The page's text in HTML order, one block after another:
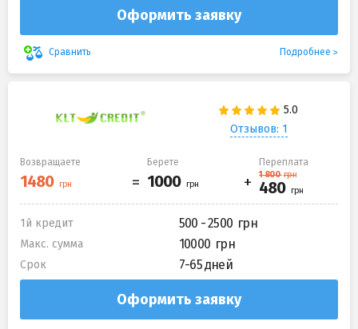
Оформить заявку
Сравнить Подробнее
Отзывов: 1
Возвращаете Берете Переплата
1й кредит 500 - 2500
Макс. сумма 10000
Срок 7-65 дней
Оформить заявку